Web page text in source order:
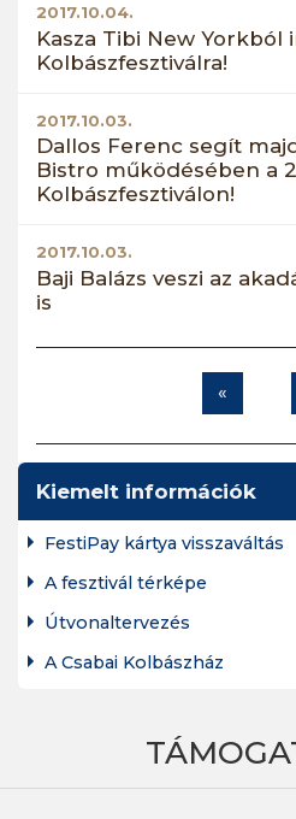
2017.10.04.
Kasza Tibi New Yorkból
Kolbászfesztiválra!
2017.10.03.
Dallos Ferenc segít
Bistro működésében a
Kolbászfesztiválon!
2017.10.03.
Baji Balázs veszi az
is
«
Kiemelt információk
FestiPay kártya visszaváltás
A fesztivál térképe
Útvonaltervezés
A Csabai Kolbászház